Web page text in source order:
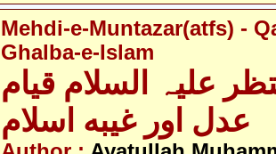
Mehdi-e-Muntazar(atfs) -
Ghalba-e-Islam
علیہ السلام قیام